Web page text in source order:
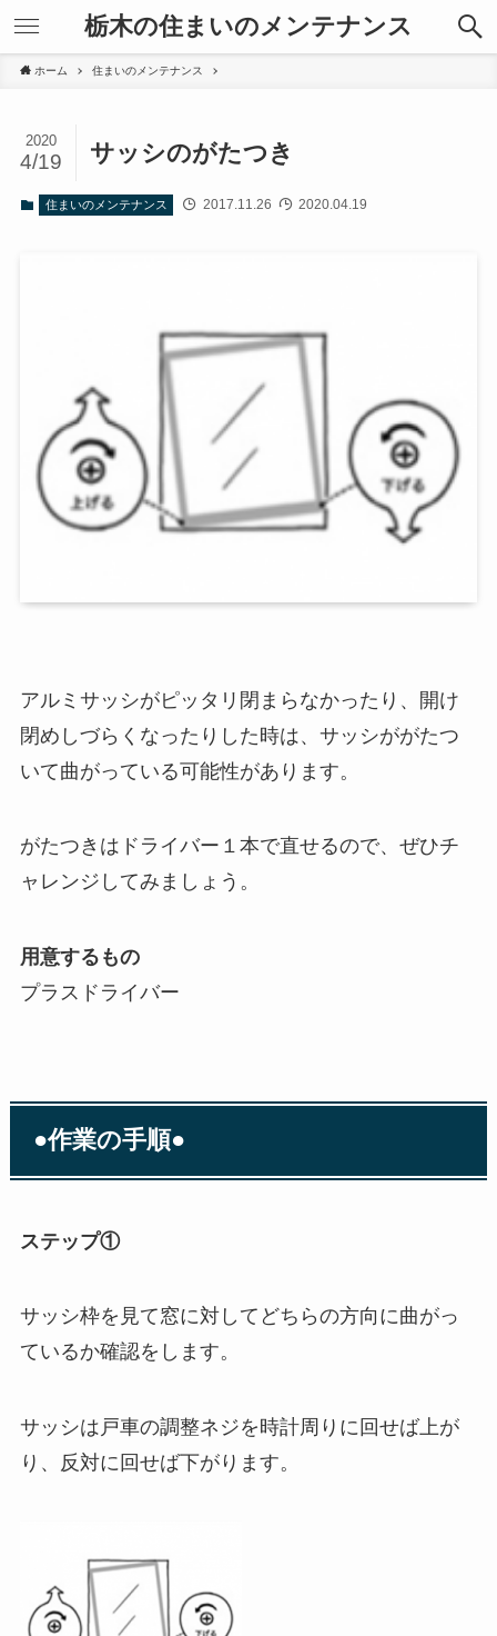
栃木の住まいのメンテナンス
ホーム 住まいのメンテナンス
サッシのがたつき
2020
4/19
住まいのメンテナンス 2017.11.26 2020.04.19
アルミサッシがピッタリ閉まらなかったり、開け
閉めしづらくなったりした時は、サッシががたつ
いて曲がっている可能性があります。
がたつきはドライバー１本で直せるので、ぜひチ
ャレンジしてみましょう。
用意するもの
プラスドライバー
●作業の手順●
ステップ①
サッシ枠を見て窓に対してどちらの方向に曲がっ
ているか確認をします。
サッシは戸車の調整ネジを時計周りに回せば上が
り、反対に回せば下がります。